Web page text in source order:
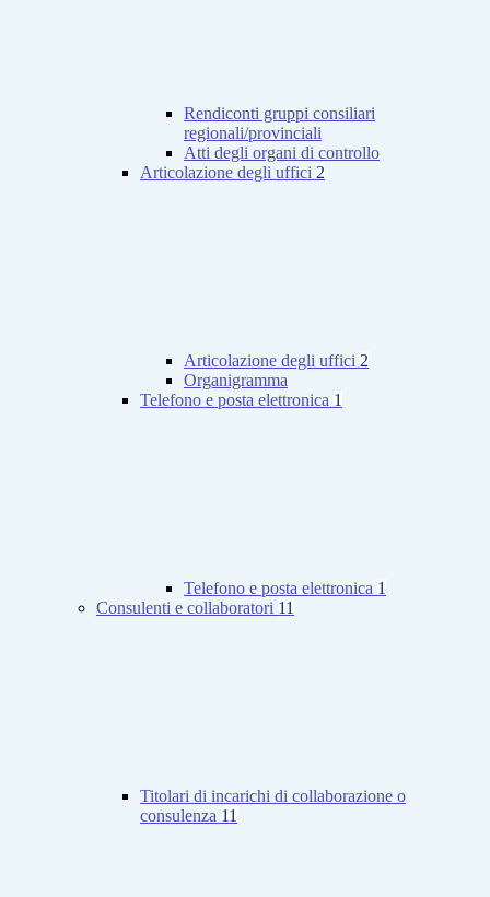
Rendiconti gruppi consiliari
regionali/provinciali
Atti degli organi di controllo
Articolazione degli uffici 2
Articolazione degli uffici 2
Organigramma
Telefono e posta elettronica 1
Telefono e posta elettronica 1
Consulenti e collaboratori 11
Titolari di incarichi di collaborazione o
consulenza 11